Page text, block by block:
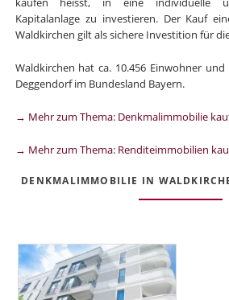
Kapitalanlage zu investieren. Der Kauf
Waldkirchen gilt als sichere Investition für
Waldkirchen hat ca. 10.456 Einwohner
Deggendorf im Bundesland Bayern.
→ Mehr zum Thema: Denkmalimmobilie
→ Mehr zum Thema: Renditeimmobilien
DENKMALIMMOBILIE IN